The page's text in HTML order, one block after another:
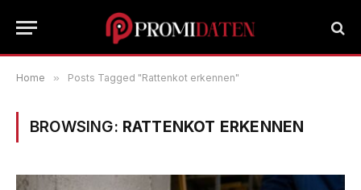
Home » Posts Tagged "Rattenkot erkennen"
BROWSING: RATTENKOT ERKENNEN